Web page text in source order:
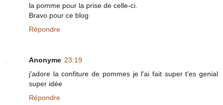
la pomme pour la prise de celle-ci.
Bravo pour ce blog
Répondre
Anonyme 23:19
j'adore la confiture de pommes je l'ai fait super t'es genial
super idée
Répondre